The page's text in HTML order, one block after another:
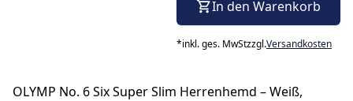
In den Warenkorb
*inkl. ges. MwStzzgl.Versandkosten
OLYMP No. 6 Six Super Slim Herrenhemd – Weiß,